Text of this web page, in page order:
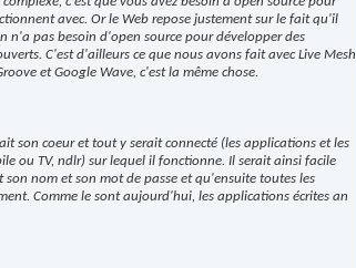
avec. Or le Web repose justement sur le fait qu'il
n'a pas besoin d'open source pour développer des
C'est d'ailleurs ce que nous avons fait avec Live Mesh
et Google Wave, c'est la même chose.
son coeur et tout y serait connecté (les applications et les
ou TV, ndlr) sur lequel il fonctionne. Il serait ainsi facile
nom et son mot de passe et qu'ensuite toutes les
Comme le sont aujourd'hui, les applications écrites an